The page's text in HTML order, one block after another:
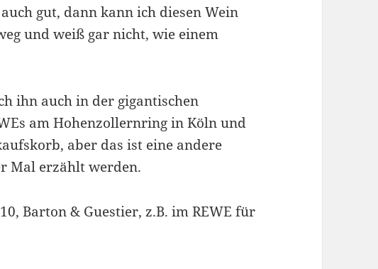
gut, dann kann ich diesen Wein
und weiß gar nicht, wie einem
ihn auch in der gigantischen
am Hohenzollernring in Köln und
aber das ist eine andere
Mal erzählt werden.
Barton & Guestier, z.B. im REWE für